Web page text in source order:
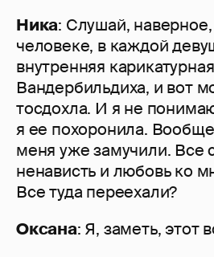
Ника: Слушай,
человеке, в каждой
внутренняя карикатурная
Вандербильдиха, и вот
тосдохла. И я не
я ее похоронила.
меня уже замучили. Все
ненависть и любовь ко
Все туда переехали?
Оксана: Я, заметь, этот